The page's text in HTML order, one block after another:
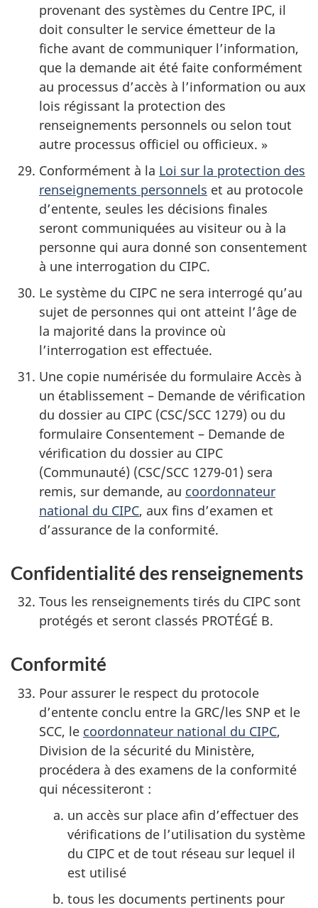
provenant des systèmes du Centre IPC, il
doit consulter le service émetteur de la
fiche avant de communiquer l’information,
que la demande ait été faite conformément
au processus d’accès à l’information ou aux
lois régissant la protection des
renseignements personnels ou selon tout
autre processus officiel ou officieux. »
Conformément à la Loi sur la protection des
renseignements personnels et au protocole
d’entente, seules les décisions finales
seront communiquées au visiteur ou à la
personne qui aura donné son consentement
à une interrogation du CIPC.
Le système du CIPC ne sera interrogé qu’au
sujet de personnes qui ont atteint l’âge de
la majorité dans la province où
l’interrogation est effectuée.
Une copie numérisée du formulaire Accès à
un établissement – Demande de vérification
du dossier au CIPC (CSC/SCC 1279) ou du
formulaire Consentement – Demande de
vérification du dossier au CIPC
(Communauté) (CSC/SCC 1279-01) sera
remis, sur demande, au coordonnateur
national du CIPC, aux fins d’examen et
d’assurance de la conformité.
Confidentialité des renseignements
Tous les renseignements tirés du CIPC sont
protégés et seront classés PROTÉGÉ B.
Conformité
Pour assurer le respect du protocole
d’entente conclu entre la GRC/les SNP et le
SCC, le coordonnateur national du CIPC,
Division de la sécurité du Ministère,
procédera à des examens de la conformité
qui nécessiteront :
un accès sur place afin d’effectuer des
vérifications de l’utilisation du système
du CIPC et de tout réseau sur lequel il
est utilisé
tous les documents pertinents pour